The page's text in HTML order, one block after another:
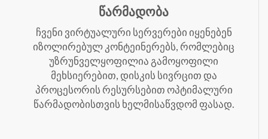
წარმადობა
ჩვენი ვირტუალური სერვერები იყენებენ
იზოლირებულ კონტეინერებს, რომლებიც
უზრუნველყოფილია გამოყოფილი
მეხსიერებით, დისკის სივრცით და
პროცესორის რესურსებით ოპტიმალური
წარმადობისთვის ხელმისაწვდომ ფასად.​